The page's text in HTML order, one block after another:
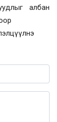
албан